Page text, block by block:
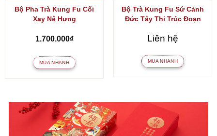
Bộ Pha Trà Kung Fu Cối
Xay Nê Hưng
1.700.000₫
MUA NHANH
Bộ Trà Kung Fu Sứ Cảnh
Đức Tây Thi Trúc Đoạn
Liên hệ
MUA NHANH